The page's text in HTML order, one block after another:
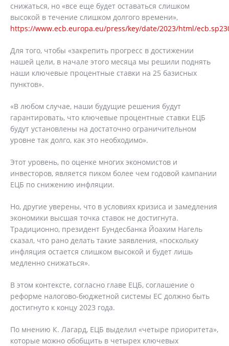
снижаться, но «все еще будет оставаться слишком
высокой в ​​течение слишком долгого времени»,
https://www.ecb.europa.eu/press/key/date/2023/html/
Для того, чтобы «закрепить прогресс в достижении
нашей цели, в начале этого месяца мы решили поднять
наши ключевые процентные ставки на 25 базисных
пунктов».
«В любом случае, наши будущие решения будут
гарантировать, что ключевые процентные ставки ЕЦБ
будут установлены на достаточно ограничительном
уровне так долго, как это необходимо».
Этот уровень, по оценке многих экономистов и
инвесторов, является пиком более чем годовой кампании
ЕЦБ по снижению инфляции.
Но, другие уверены, что в условиях кризиса и замедления
экономики высшая точка ставок не достигнута.
Традиционно, президент Бундесбанка Йоахим Нагель
сказал, что рано делать такие заявления, «поскольку
инфляция остается слишком высокой и будет лишь
медленно снижаться».
В этом контексте, согласно главе ЕЦБ, соглашение о
реформе налогово-бюджетной системы ЕС должно быть
достигнуто к концу 2023 года.
По мнению К. Лагард, ЕЦБ выделил «четыре приоритета»,
которые можно обобщить в четырех ключевых